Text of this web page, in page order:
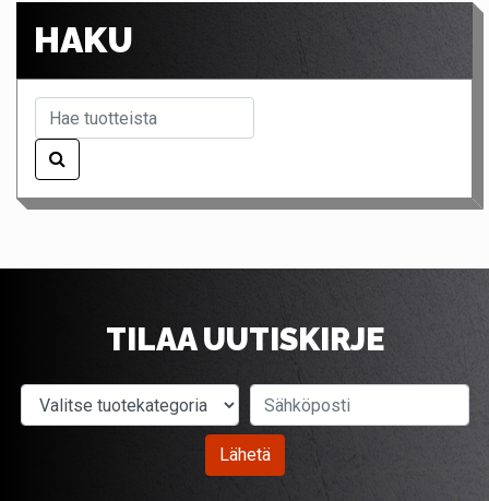
HAKU
TILAA UUTISKIRJE
Valitse tuotekategoria
Lähetä